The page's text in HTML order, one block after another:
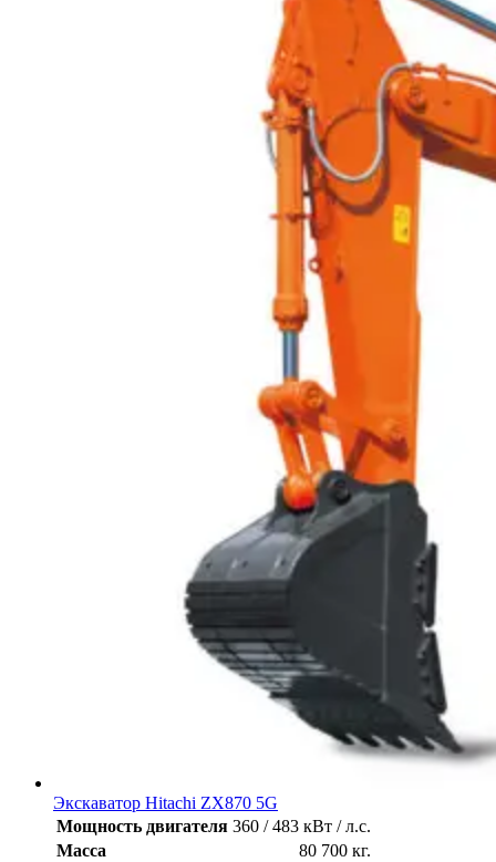
Экскаватор Hitachi ZX870 5G
Мощность двигателя 360 / 483 кВт / л.с.
Масса
80 700 кг.